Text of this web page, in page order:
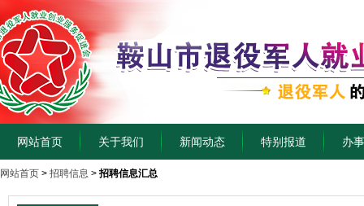
网站首页 关于我们 新闻动态 特别报道 办
网站首页 > 招聘信息 > 招聘信息汇总